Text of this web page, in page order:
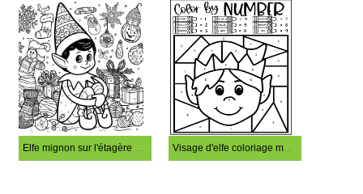
Elfe mignon sur l'étagère Coloriage magique Visage d'elfe coloriage magique